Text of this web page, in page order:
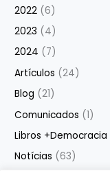
2022 (6)
2023 (4)
2024 (7)
Artículos (24)
Blog (21)
Comunicados (1)
Libros +Democracia
Notícias (63)